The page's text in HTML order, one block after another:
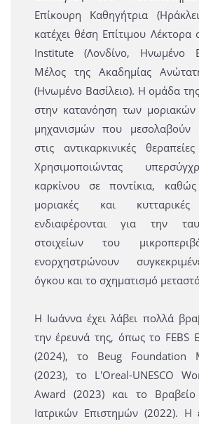
Επίκουρη Καθηγήτρια
κατέχει θέση Επίτιμου
Institute (Λονδίνο, Ηνωμένο
Μέλος της Ακαδημίας
(Ηνωμένο Βασίλειο). Η ομάδα
στην κατανόηση των μοριακών
μηχανισμών που μεσολαβούν
στις αντικαρκινικές
Χρησιμοποιώντας
καρκίνου σε ποντίκια,
μοριακές και κυτταρικές
ενδιαφέρονται για την
στοιχείων του
ενορχηστρώνουν
όγκου και το σχηματισμό
Η Ιωάννα έχει λάβει πολλά
την έρευνά της, όπως το FEBS
(2024), το Beug Foundation
(2023), το L'Oreal-UNESCO
Award (2023) και το Βραβείο
Ιατρικών Επιστημών (2022). Η